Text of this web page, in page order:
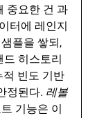
중요한 건 과
터에 레인지
플을 쌓되,
히스토리
적 빈도 기반
정된다. 레볼
기능은 이